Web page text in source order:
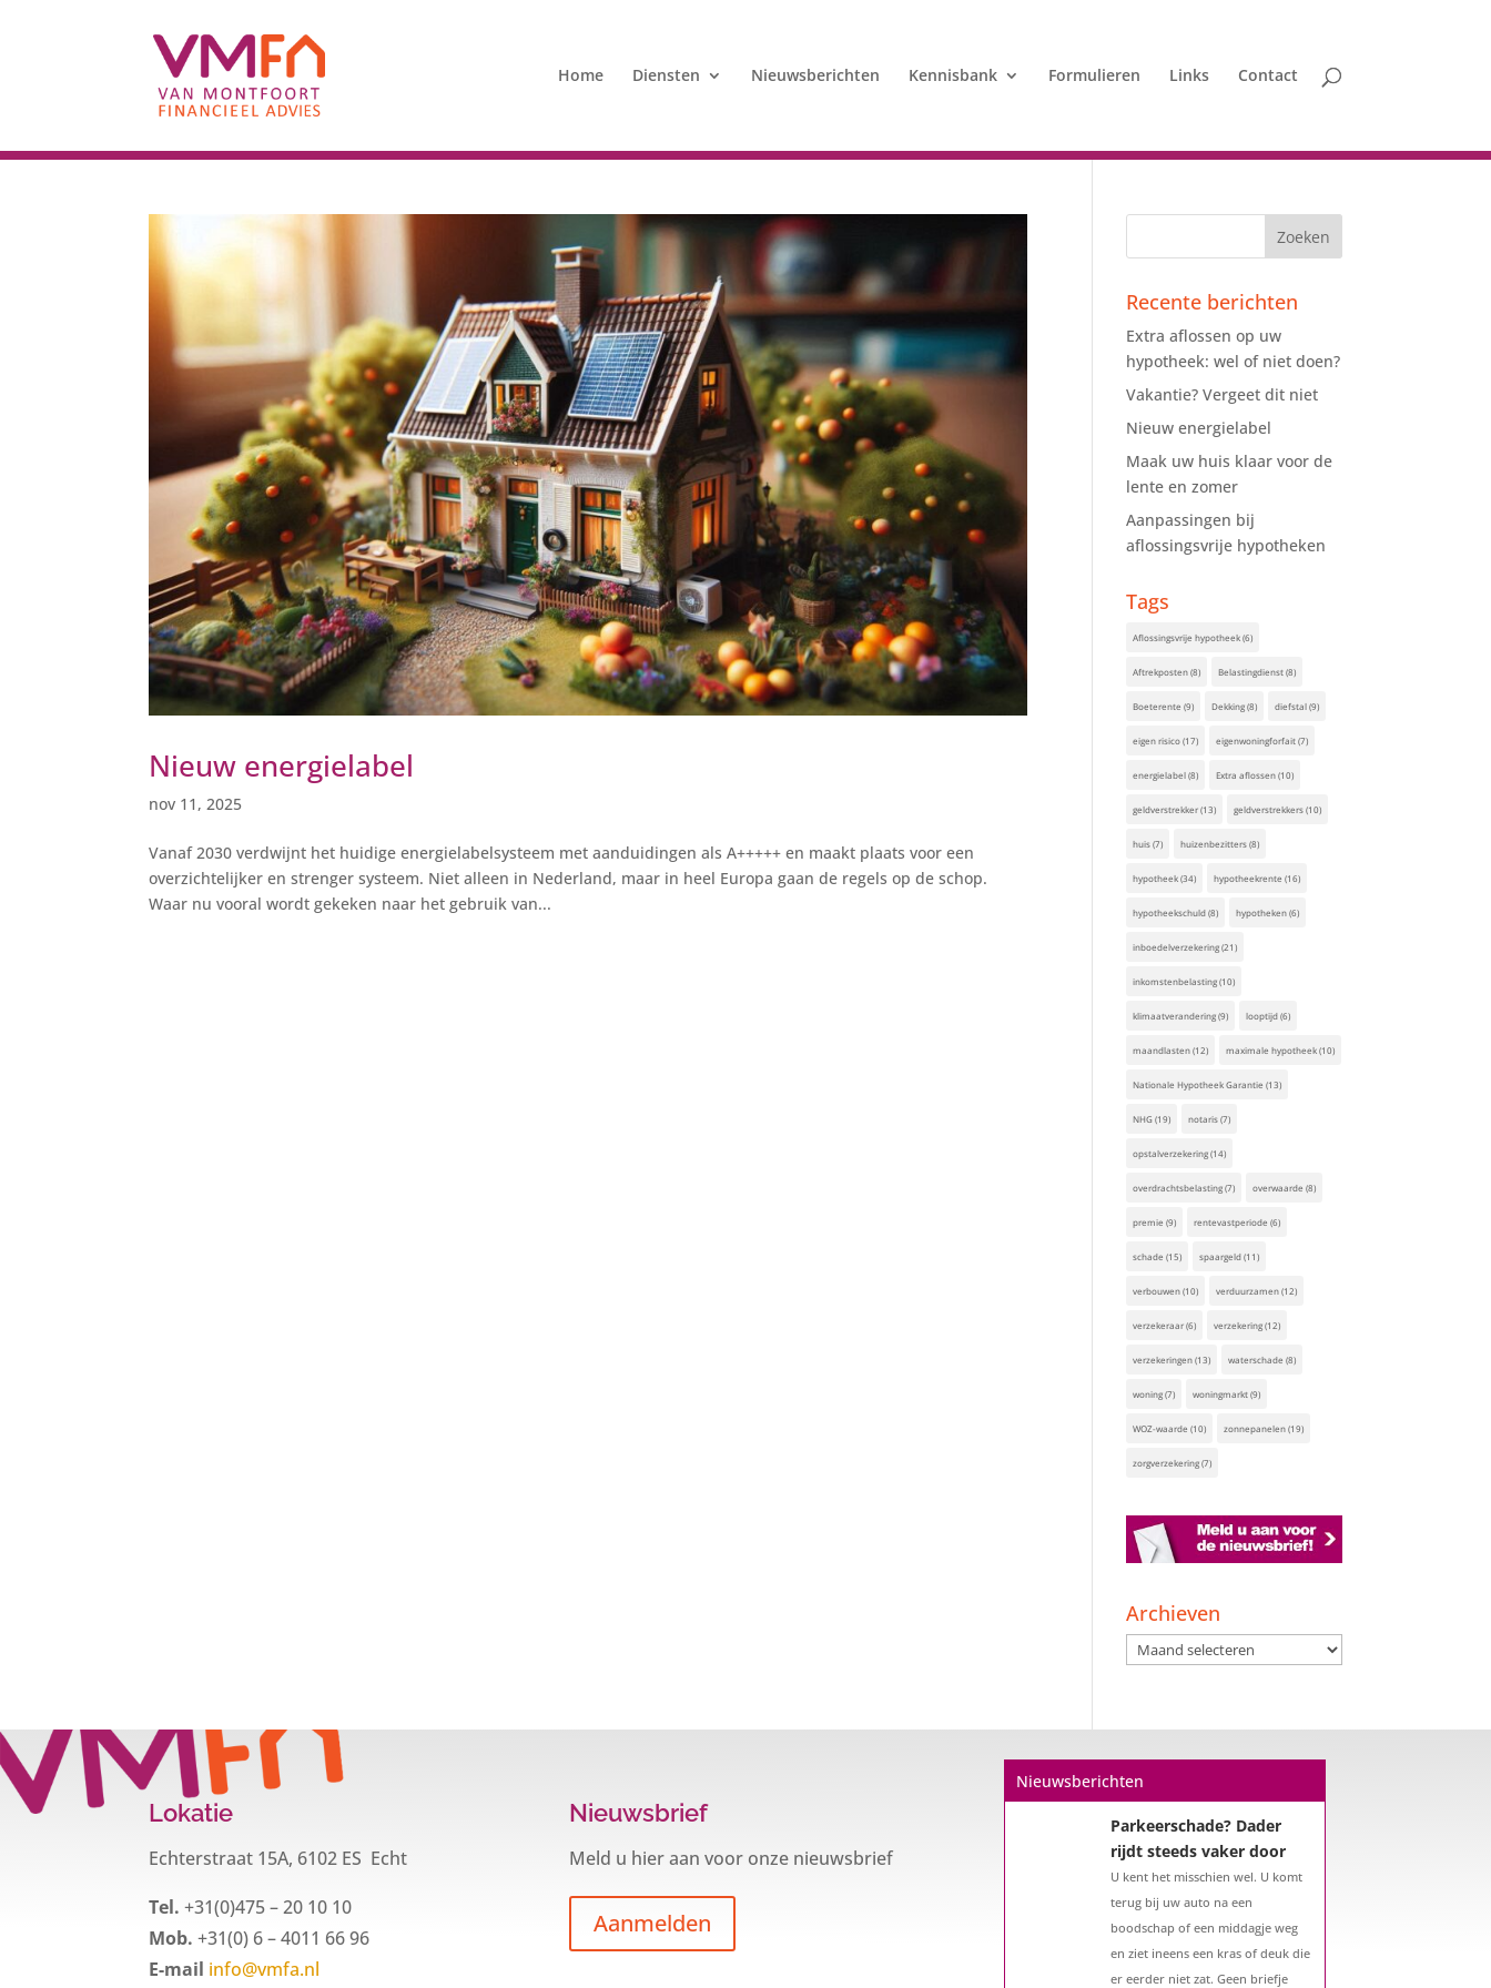
Home Diensten Nieuwsberichten Kennisbank Formulieren Links Contact
Nieuw energielabel
nov 11, 2025
Vanaf 2030 verdwijnt het huidige energielabelsysteem met aanduidingen als A+++++ en maakt plaats voor een
overzichtelijker en strenger systeem. Niet alleen in Nederland, maar in heel Europa gaan de regels op de schop.
Waar nu vooral wordt gekeken naar het gebruik van...
Recente berichten
Extra aflossen op uw
hypotheek: wel of niet doen?
Vakantie? Vergeet dit niet
Nieuw energielabel
Maak uw huis klaar voor de
lente en zomer
Aanpassingen bij
aflossingsvrije hypotheken
Tags
Aflossingsvrije hypotheek(6)
Aftrekposten(8) Belastingdienst(8)
Boeterente (9) Dekking(8) diefstal(9)
eigen risico(17) eigenwoningforfait(7)
energielabel(8) Extra aflossen(10)
geldverstrekker(13) geldverstrekkers(10)
huis(7) huizenbezitters(8)
hypotheek(34) hypotheekrente (16)
hypotheekschuld(8) hypotheken(6)
inboedelverzekering(21)
inkomstenbelasting(10)
klimaatverandering(9) looptijd(6)
maandlasten(12) maximale hypotheek(10)
Nationale Hypotheek Garantie (13)
NHG(19) notaris(7)
opstalverzekering(14)
overdrachtsbelasting(7) overwaarde (8)
premie (9) rentevastperiode (6)
schade (15) spaargeld(11)
verbouwen(10) verduurzamen(12)
verzekeraar(6) verzekering(12)
verzekeringen(13) waterschade (8)
woning(7) woningmarkt(9)
WOZ-waarde (10) zonnepanelen(19)
zorgverzekering(7)
Archieven
Archieven
Lokatie
Echterstraat 15A, 6102 ES Echt
Tel. +31(0)475 – 20 10 10
Mob. +31(0) 6 – 4011 66 96
E-mail info@vmfa.nl
Nieuwsbrief
Meld u hier aan voor onze nieuwsbrief
Aanmelden
Nieuwsberichten
Een hypotheek na uw
mogelijkheden
De woningmarkt is nog steeds in
beweging. Misschien denkt u na
hypotheek als u 57 jaar of ouder
bent?...
Parkeerschade? Dader
rijdt steeds vaker door
U kent het misschien wel. U komt
terug bij uw auto na een
boodschap of een middagje weg
en ziet ineens een kras of deuk die
er eerder niet zat. Geen briefje